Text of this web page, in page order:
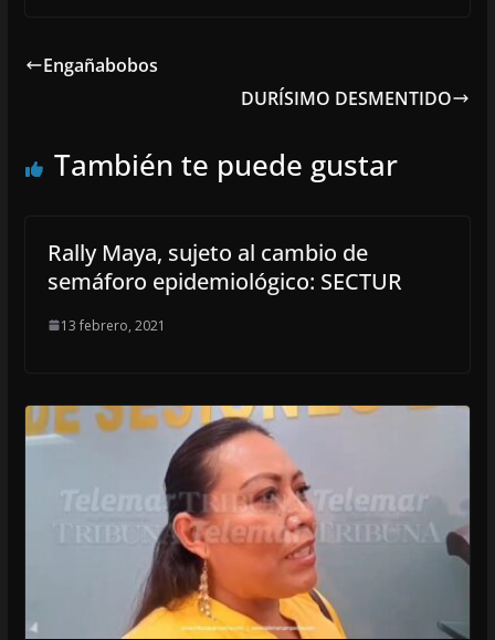
Engañabobos
DURÍSIMO DESMENTIDO
También te puede gustar
Rally Maya, sujeto al cambio de
semáforo epidemiológico: SECTUR
13 febrero, 2021